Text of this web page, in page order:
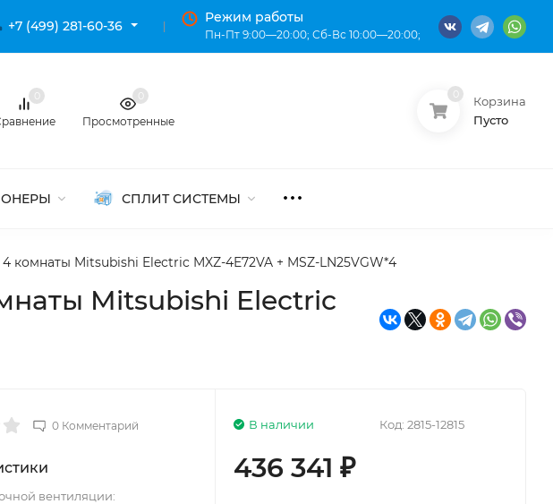
+7 (499) 281-60-36
Режим работы
Пн-Пт 9:00—20:00; Сб-Вс 10:00—20:00;
Просмотренные
Корзина
Пусто
СПЛИТ СИСТЕМЫ
комнаты Mitsubishi Electric MXZ-4E72VA + MSZ-LN25VGW*4
Mitsubishi Electric
0 Комментарий
вентиляции:
Код: 2815-12815
В наличии
436 341 ₽